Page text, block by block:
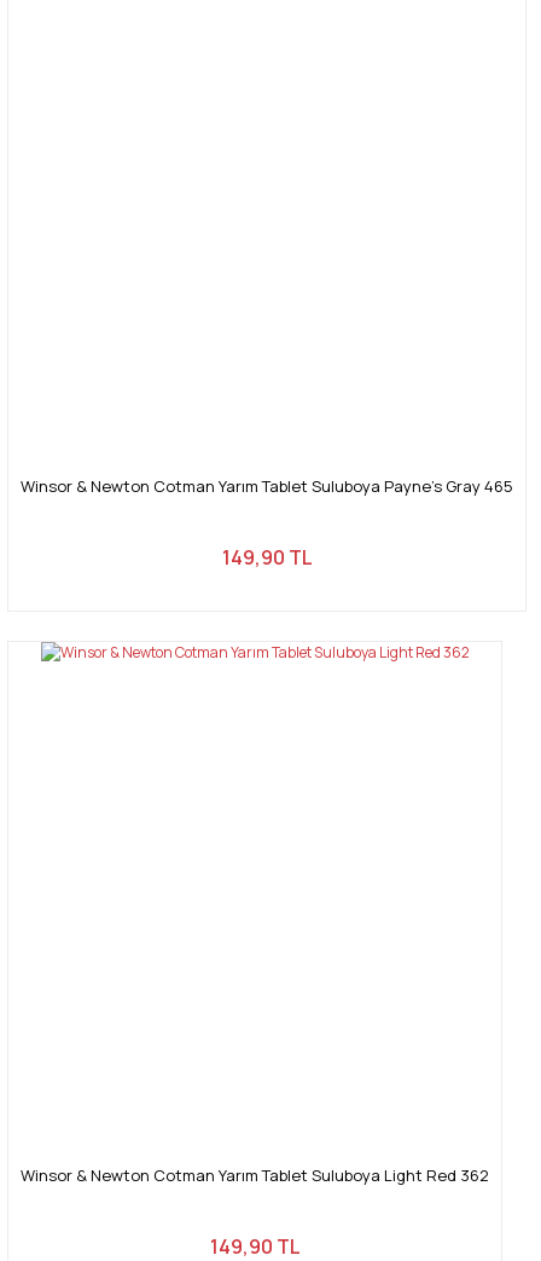
Winsor & Newton Cotman Yarım Tablet Suluboya Payne's Gray 465
149,90 TL
Winsor & Newton Cotman Yarım Tablet Suluboya Light Red 362
149,90 TL